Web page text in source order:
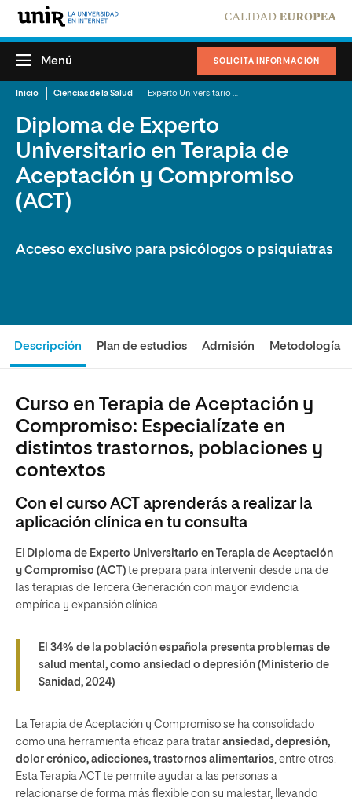
SOLICITA INFORMACIÓN
Menú
Inicio Ciencias de la Salud
Diploma de Experto
Universitario en Terapia de
Aceptación y Compromiso
(ACT)
Acceso exclusivo para psicólogos o psiquiatras
Descripción Plan de estudios Admisión Metodología
Curso en Terapia de Aceptación y
Compromiso: Especialízate en
distintos trastornos, poblaciones y
contextos
Con el curso ACT aprenderás a realizar la
aplicación clínica en tu consulta
El Diploma de Experto Universitario en Terapia de Aceptación
y Compromiso (ACT) te prepara para intervenir desde una de
las terapias de Tercera Generación con mayor evidencia
empírica y expansión clínica.
El 34% de la población española presenta problemas de
salud mental, como ansiedad o depresión (Ministerio de
Sanidad, 2024)
La Terapia de Aceptación y Compromiso se ha consolidado
como una herramienta eficaz para tratar ansiedad, depresión,
dolor crónico, adicciones, trastornos alimentarios, entre otros.
Esta Terapia ACT te permite ayudar a las personas a
relacionarse de forma más flexible con su malestar, llevando